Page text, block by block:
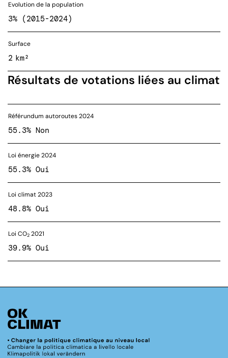
Evolution de la population
3% (2015-2024)
Surface
2 km²
Résultats de votations liées au climat
Référundum autoroutes 2024
55.3% Non
Loi énergie 2024
55.3% Oui
Loi climat 2023
48.8% Oui
Loi CO2 2021
39.9% Oui